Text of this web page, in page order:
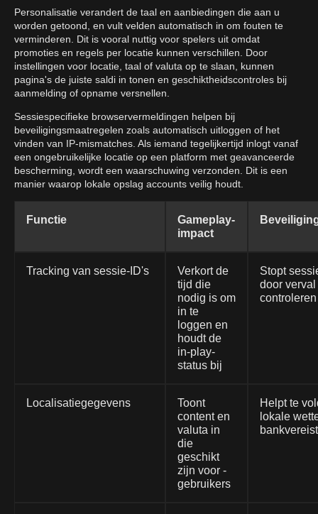
Personalisatie verandert de taal en aanbiedingen die aan u
worden getoond, en vult velden automatisch in om fouten te
verminderen. Dit is vooral nuttig voor spelers uit omdat
promoties en regels per locatie kunnen verschillen. Door
instellingen voor locatie, taal of valuta op te slaan, kunnen
pagina's de juiste saldi in tonen en geschiktheidscontroles bij
aanmelding of opname versnellen.
Sessiespecifieke browservermeldingen helpen bij
beveiligingsmaatregelen zoals automatisch uitloggen of het
vinden van IP-mismatches. Als iemand tegelijkertijd inlogt vanaf
een ongebruikelijke locatie op een platform met geavanceerde
bescherming, wordt een waarschuwing verzonden. Dit is een
manier waarop lokale opslag accounts veilig houdt.
Functie
Gameplay-
impact
Tracking van sessie-ID's
Verkort de
tijd die
nodig is om
in te
loggen en
houdt de
in-play-
status bij
Stopt
door verval
controleren
Localisatiegegevens
Toont
content en
valuta in
die
geschikt
zijn voor -
gebruikers
Helpt te
lokale